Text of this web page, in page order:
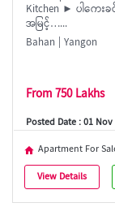
Kitchen ► ပါကေ
အမြင့်…...
Bahan | Yangon
From 750 Lakhs
Posted Date : 01
Apartment For
View Details